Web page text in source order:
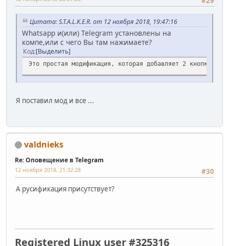
Цитата: S.T.A.L.K.E.R. от 12 ноября 2018, 19:47:16
Whatsapp и(или) Telegram установлены на
компе,или с чего Вы там нажимаете?
Код Выделить
Это простая модификация, которая добавляет 2 кнопки
Я поставил мод и все ...
valdnieks
Re: Оповещение в Telegram
#30
12 ноября 2018, 21:32:28
А русификация присутствует?
Registered Linux user #325316